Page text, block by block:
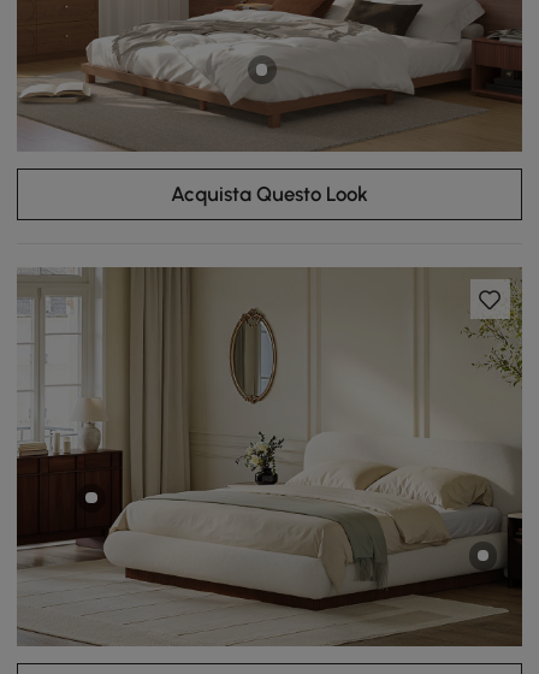
Acquista Questo Look